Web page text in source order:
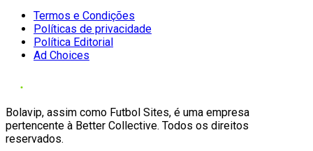
Termos e Condições
Políticas de privacidade
Política Editorial
Ad Choices
Bolavip, assim como Futbol Sites, é uma empresa
pertencente à Better Collective. Todos os direitos
reservados.